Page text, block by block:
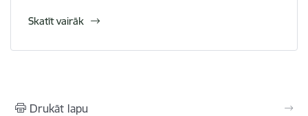
Skatīt vairāk
Drukāt lapu